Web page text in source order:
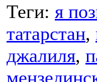
Теги: я
татарстан,
джалиля,